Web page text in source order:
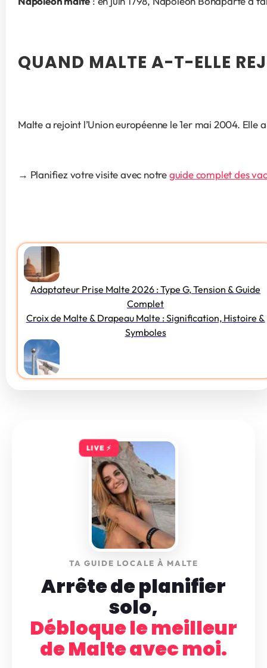
QUAND MALTE A-T-ELLE
Malte a rejoint l’Union européenne le 1er mai 2004.
→ Planifiez votre visite avec notre guide complet des
Adaptateur Prise Malte 2026 : Type G, Tension & Guide
Complet
Croix de Malte & Drapeau Malte : Signification, Histoire &
Symboles
LIVE ⚡️
TA GUIDE LOCALE À MALTE
Arrête de planifier
solo,
Débloque le meilleur
de Malte avec moi.